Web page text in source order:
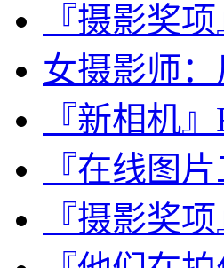
『摄影奖
女摄影师
『新相机
『在线图
『摄影奖